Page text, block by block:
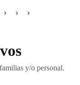
y/o personal.